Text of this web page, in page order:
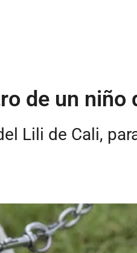
de un niño
Lili de Cali,